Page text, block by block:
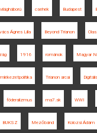
világháború csehek Budapest
Ágnes Lilla Beyond Trianon
1916 románok Magyar
Trianon arcai
föderalizmus ma7.sk WWI
BUKSZ Mezőbánd Kolozsi Ádám